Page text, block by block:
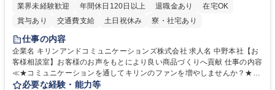
業界未経験歓迎
年間休日120日以上 退職金あり
在宅OK
賞与あり
交通費支給 土日祝休み 寮・社宅あり
仕事の内容
企業名 キリンアンドコミュニケーションズ株式会社 求人名 中野本社【お
客様相談室】お客様のお声をもとにより良い商品づくりへ貢献 仕事の内容
≪★コミュニケーションを通してキリンのファンを増やしませんか？★≫
お客様のお声をより良い商品づくりに活かしていく上で、窓口となるお客
必要な経験・能力等